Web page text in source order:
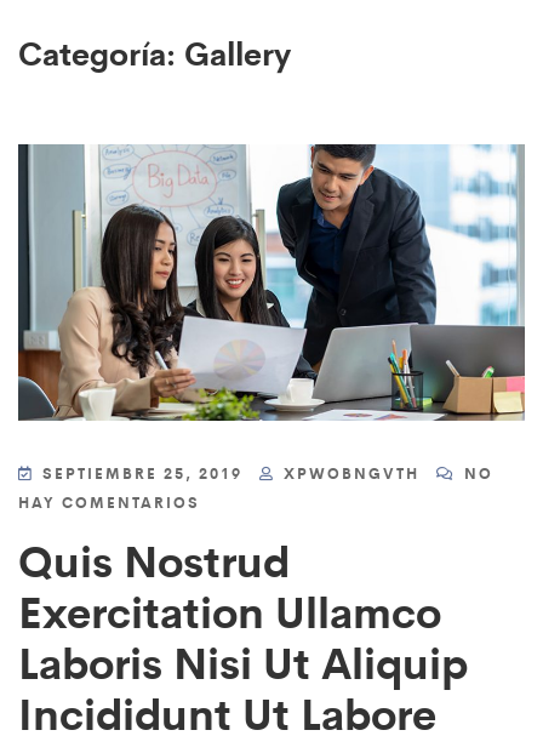
Categoría: Gallery
SEPTIEMBRE 25, 2019 XPWOBNGVTH
NO
HAY COMENTARIOS
Quis Nostrud
Exercitation Ullamco
Laboris Nisi Ut Aliquip
Incididunt Ut Labore